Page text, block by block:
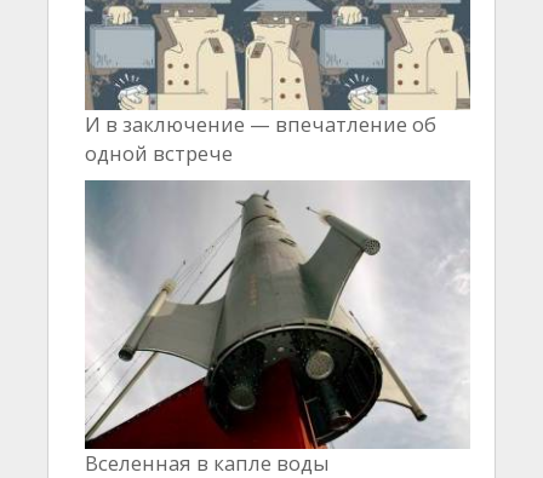
И в заключение — впечатление об
одной встрече
Вселенная в капле воды